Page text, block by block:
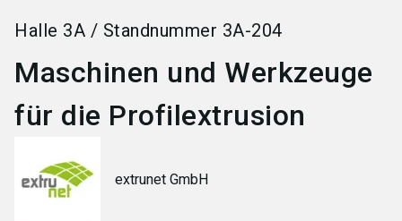
Halle 3A / Standnummer 3A-204
Maschinen und Werkzeuge
für die Profilextrusion
extrunet GmbH